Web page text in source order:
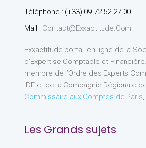
Téléphone : (+33) 09.72.52.27.00
Mail : Contact@exxactitude.com
Exxactitude portail en ligne de la
d’Expertise Comptable et
membre de l’Ordre des Experts
IDF et de la Compagnie Régionale
Commissaire aux Comptes de Paris
Les Grands sujets